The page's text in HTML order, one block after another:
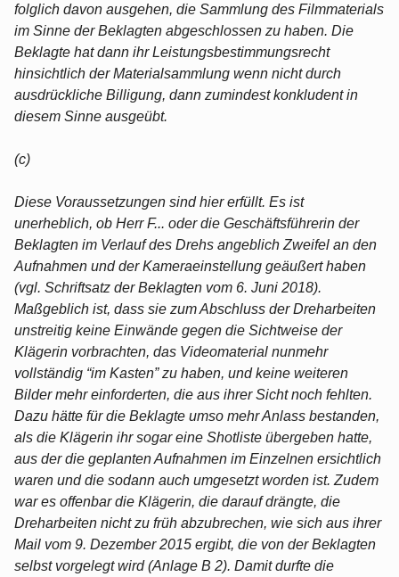
folglich davon ausgehen, die Sammlung des Filmmaterials
im Sinne der Beklagten abgeschlossen zu haben. Die
Beklagte hat dann ihr Leistungsbestimmungsrecht
hinsichtlich der Materialsammlung wenn nicht durch
ausdrückliche Billigung, dann zumindest konkludent in
diesem Sinne ausgeübt.
(c)
Diese Voraussetzungen sind hier erfüllt. Es ist
unerheblich, ob Herr F... oder die Geschäftsführerin der
Beklagten im Verlauf des Drehs angeblich Zweifel an den
Aufnahmen und der Kameraeinstellung geäußert haben
(vgl. Schriftsatz der Beklagten vom 6. Juni 2018).
Maßgeblich ist, dass sie zum Abschluss der Dreharbeiten
unstreitig keine Einwände gegen die Sichtweise der
Klägerin vorbrachten, das Videomaterial nunmehr
vollständig “im Kasten” zu haben, und keine weiteren
Bilder mehr einforderten, die aus ihrer Sicht noch fehlten.
Dazu hätte für die Beklagte umso mehr Anlass bestanden,
als die Klägerin ihr sogar eine Shotliste übergeben hatte,
aus der die geplanten Aufnahmen im Einzelnen ersichtlich
waren und die sodann auch umgesetzt worden ist. Zudem
war es offenbar die Klägerin, die darauf drängte, die
Dreharbeiten nicht zu früh abzubrechen, wie sich aus ihrer
Mail vom 9. Dezember 2015 ergibt, die von der Beklagten
selbst vorgelegt wird (Anlage B 2). Damit durfte die